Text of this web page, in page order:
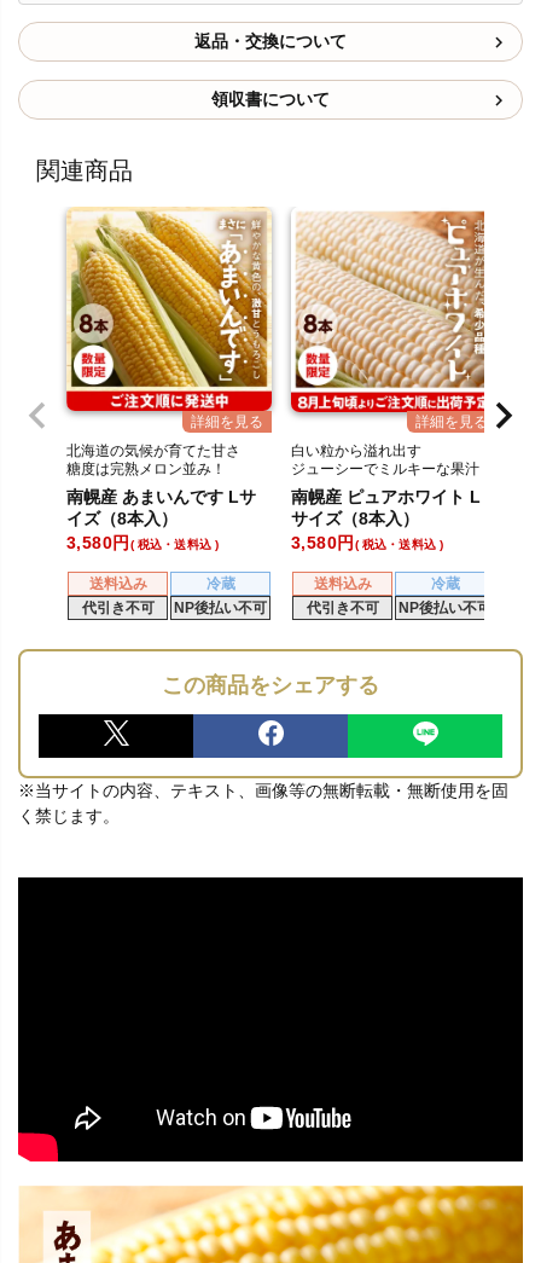
返品・交換について
領収書について
関連商品
北海道の気候が育てた甘さ
糖度は完熟メロン並み！
南幌産 あまいんです Lサ
イズ（8本入）
送料込み
冷蔵
代引き不可
NP後払い不可
3,580 税込・送料込
白い粒から溢れ出す
ジューシーでミルキーな果汁
南幌産 ピュアホワイト L
サイズ（8本入）
送料込み
冷蔵
代引き不可
NP後払い不可
3,580 税込・送料込
この商品をシェアする
※当サイトの内容、テキスト、画像等の無断転載・無断使用を固
く禁じます。